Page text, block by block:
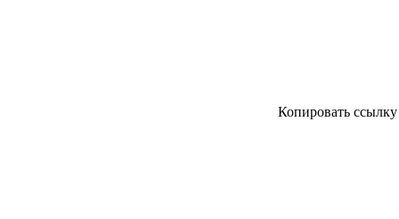
Копировать ссылку